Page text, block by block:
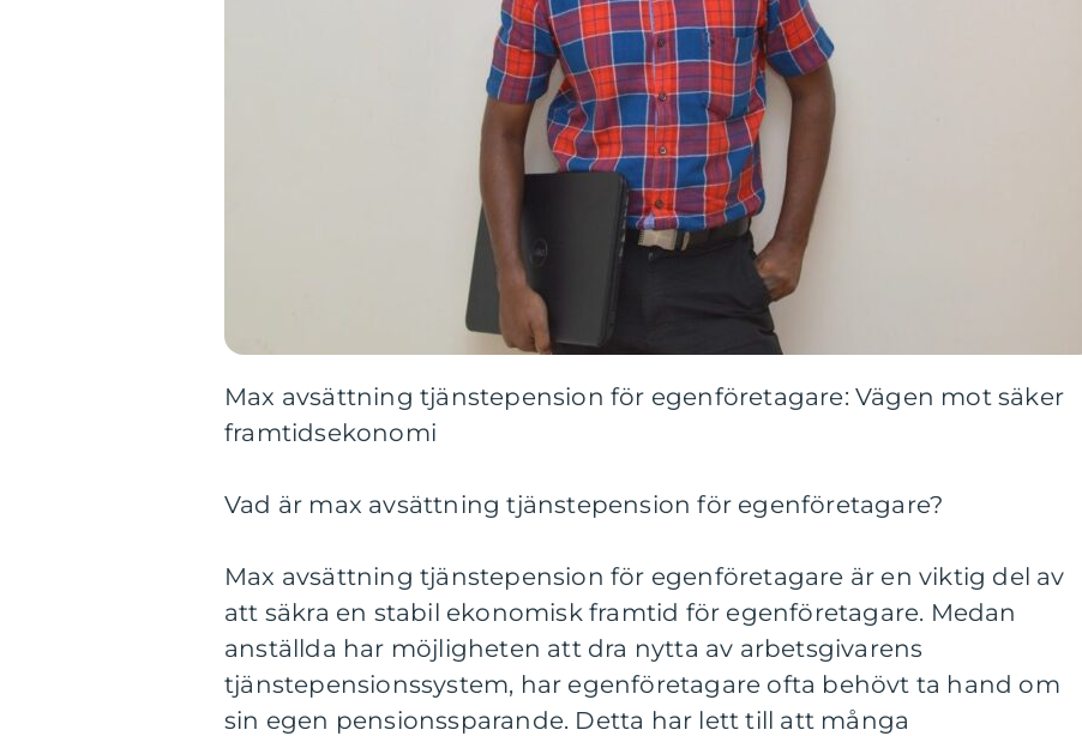
Max avsättning tjänstepension för egenföretagare: Vägen mot säker
framtidsekonomi
Vad är max avsättning tjänstepension för egenföretagare?
Max avsättning tjänstepension för egenföretagare är en viktig del av
att säkra en stabil ekonomisk framtid för egenföretagare. Medan
anställda har möjligheten att dra nytta av arbetsgivarens
tjänstepensionssystem, har egenföretagare ofta behövt ta hand om
sin egen pensionssparande. Detta har lett till att många